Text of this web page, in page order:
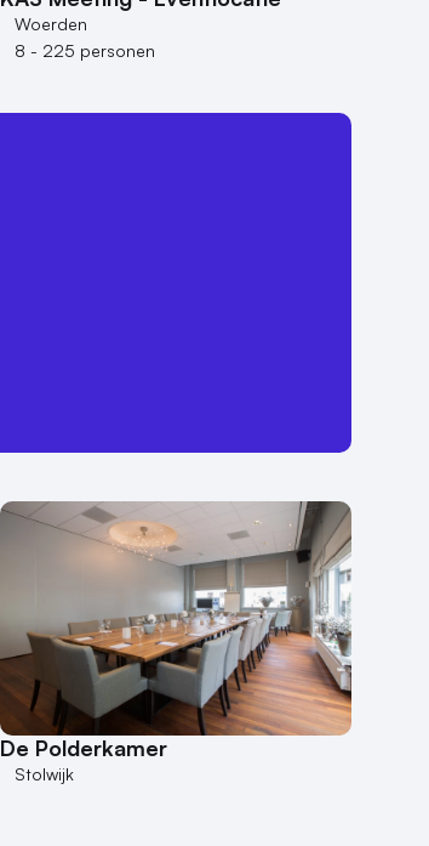
Woerden
8 - 225 personen
De Polderkamer
Stolwijk